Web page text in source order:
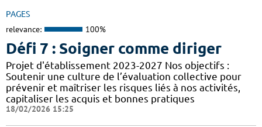
PAGES
relevance: 100%
Défi 7 : Soigner comme diriger
Projet d'établissement 2023-2027 Nos objectifs :
Soutenir une culture de l’évaluation collective pour
prévenir et maîtriser les risques liés à nos activités,
capitaliser les acquis et bonnes pratiques
18/02/2026 15:25